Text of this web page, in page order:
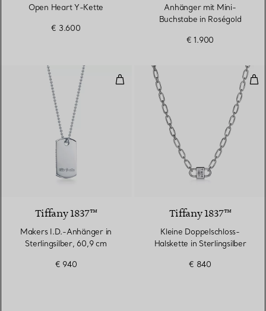
Open Heart Y-Kette
€ 3.600
Anhänger mit Mini-
Buchstabe in Roségold
€ 1.900
Makers I.D.-Anhänger in
Tiffany 1837™
Makers I.D.-Anhänger in
Sterlingsilber, 60,9 cm
€ 940
Tiffany 1837™
Kleine Doppelschloss-
Halskette in Sterlingsilber
€ 840